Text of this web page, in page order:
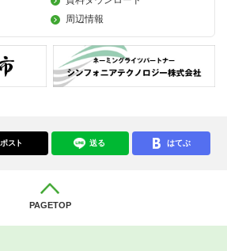
周辺情報
ポスト 送る はてぶ
PAGETOP